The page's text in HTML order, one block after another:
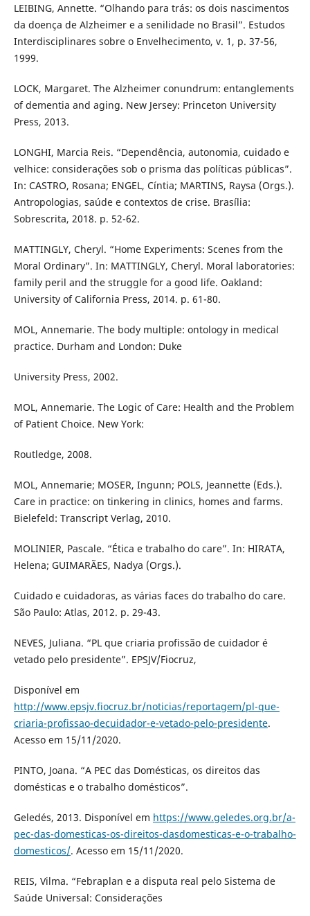
LEIBING, Annette. “Olhando para trás: os dois nascimentos
da doença de Alzheimer e a senilidade no Brasil”. Estudos
Interdisciplinares sobre o Envelhecimento, v. 1, p. 37-56,
1999.
LOCK, Margaret. The Alzheimer conundrum: entanglements
of dementia and aging. New Jersey: Princeton University
Press, 2013.
LONGHI, Marcia Reis. “Dependência, autonomia, cuidado e
velhice: considerações sob o prisma das políticas públicas”.
In: CASTRO, Rosana; ENGEL, Cíntia; MARTINS, Raysa (Orgs.).
Antropologias, saúde e contextos de crise. Brasília:
Sobrescrita, 2018. p. 52-62.
MATTINGLY, Cheryl. “Home Experiments: Scenes from the
Moral Ordinary”. In: MATTINGLY, Cheryl. Moral laboratories:
family peril and the struggle for a good life. Oakland:
University of California Press, 2014. p. 61-80.
MOL, Annemarie. The body multiple: ontology in medical
practice. Durham and London: Duke
University Press, 2002.
MOL, Annemarie. The Logic of Care: Health and the Problem
of Patient Choice. New York:
Routledge, 2008.
MOL, Annemarie; MOSER, Ingunn; POLS, Jeannette (Eds.).
Care in practice: on tinkering in clinics, homes and farms.
Bielefeld: Transcript Verlag, 2010.
MOLINIER, Pascale. “Ética e trabalho do care”. In: HIRATA,
Helena; GUIMARÃES, Nadya (Orgs.).
Cuidado e cuidadoras, as várias faces do trabalho do care.
São Paulo: Atlas, 2012. p. 29-43.
NEVES, Juliana. “PL que criaria profissão de cuidador é
vetado pelo presidente”. EPSJV/Fiocruz,
Disponível em
http://www.epsjv.fiocruz.br/noticias/reportagem/pl-que-
criaria-profissao-decuidador-e-vetado-pelo-presidente.
Acesso em 15/11/2020.
PINTO, Joana. “A PEC das Domésticas, os direitos das
domésticas e o trabalho domésticos”.
Geledés, 2013. Disponível em https://www.geledes.org.br/a-
pec-das-domesticas-os-direitos-dasdomesticas-e-o-trabalho-
domesticos/. Acesso em 15/11/2020.
REIS, Vilma. “Febraplan e a disputa real pelo Sistema de
Saúde Universal: Considerações